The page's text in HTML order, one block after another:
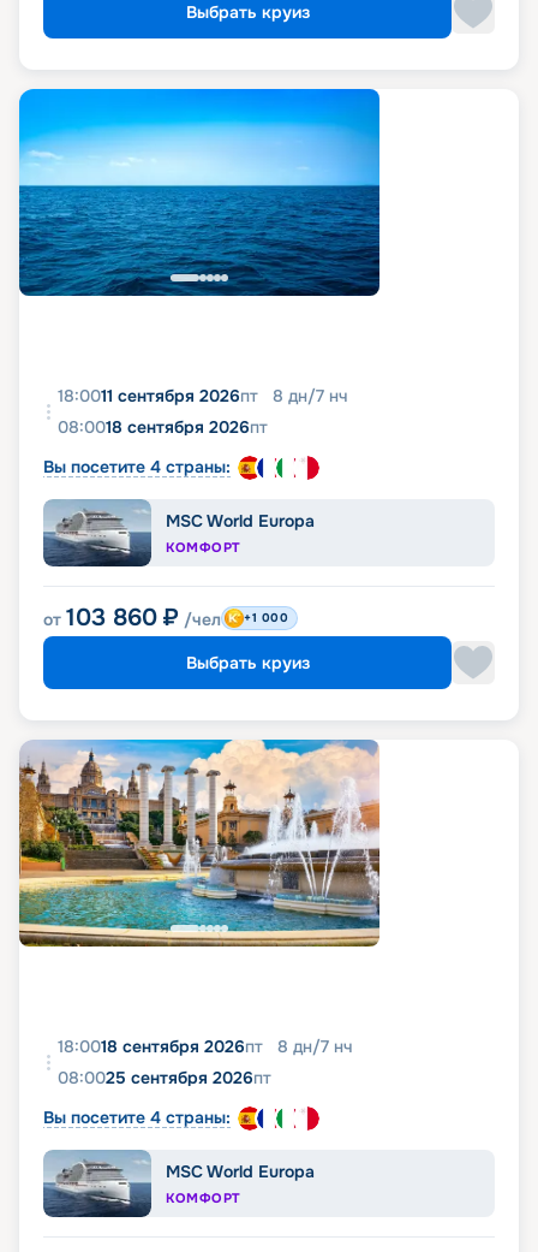
Выбрать круиз
18:0011 сентября 2026пт 8 дн/7 нч
08:0018 сентября 2026пт
Вы посетите 4 страны:
MSC World Europa
КОМФОРТ
от 103 860 ₽ /чел +1 000
Выбрать круиз
18:0018 сентября 2026пт 8 дн/7 нч
08:0025 сентября 2026пт
Вы посетите 4 страны:
MSC World Europa
КОМФОРТ